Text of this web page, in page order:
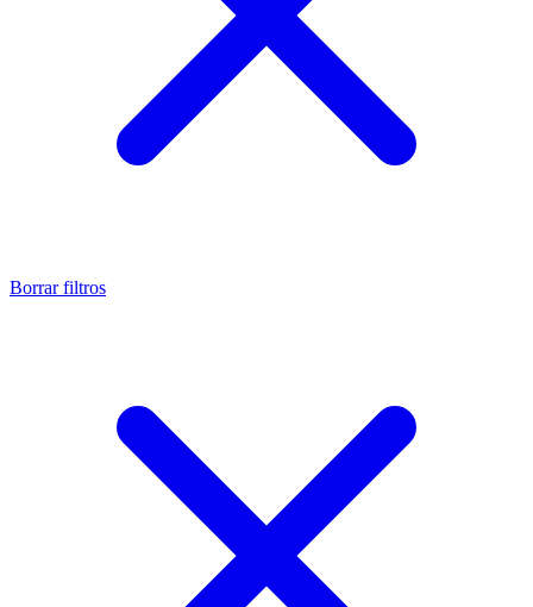
Borrar filtros